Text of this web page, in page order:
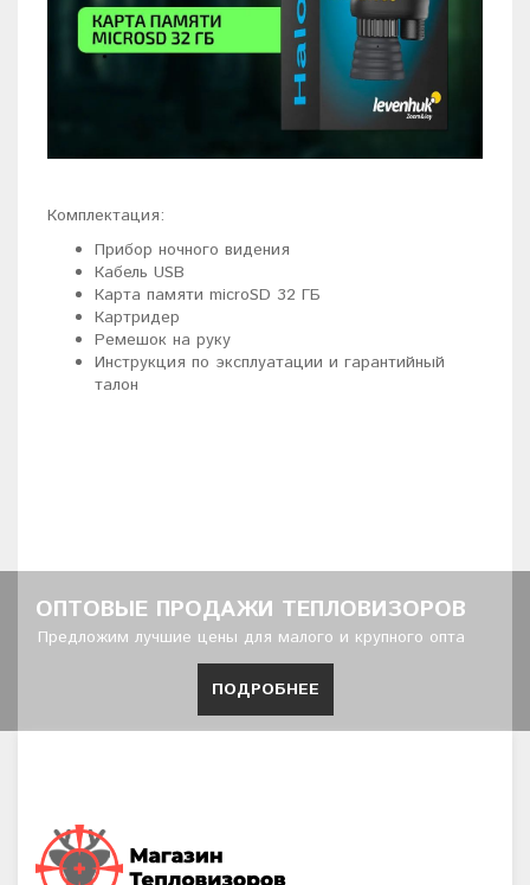
Комплектация:
Прибор ночного видения
Кабель USB
Карта памяти microSD 32 ГБ
Картридер
Ремешок на руку
Инструкция по эксплуатации и гарантийный
талон
ОПТОВЫЕ ПРОДАЖИ ТЕПЛОВИЗОРОВ
Предложим лучшие цены для малого и крупного опта
ПОДРОБНЕЕ